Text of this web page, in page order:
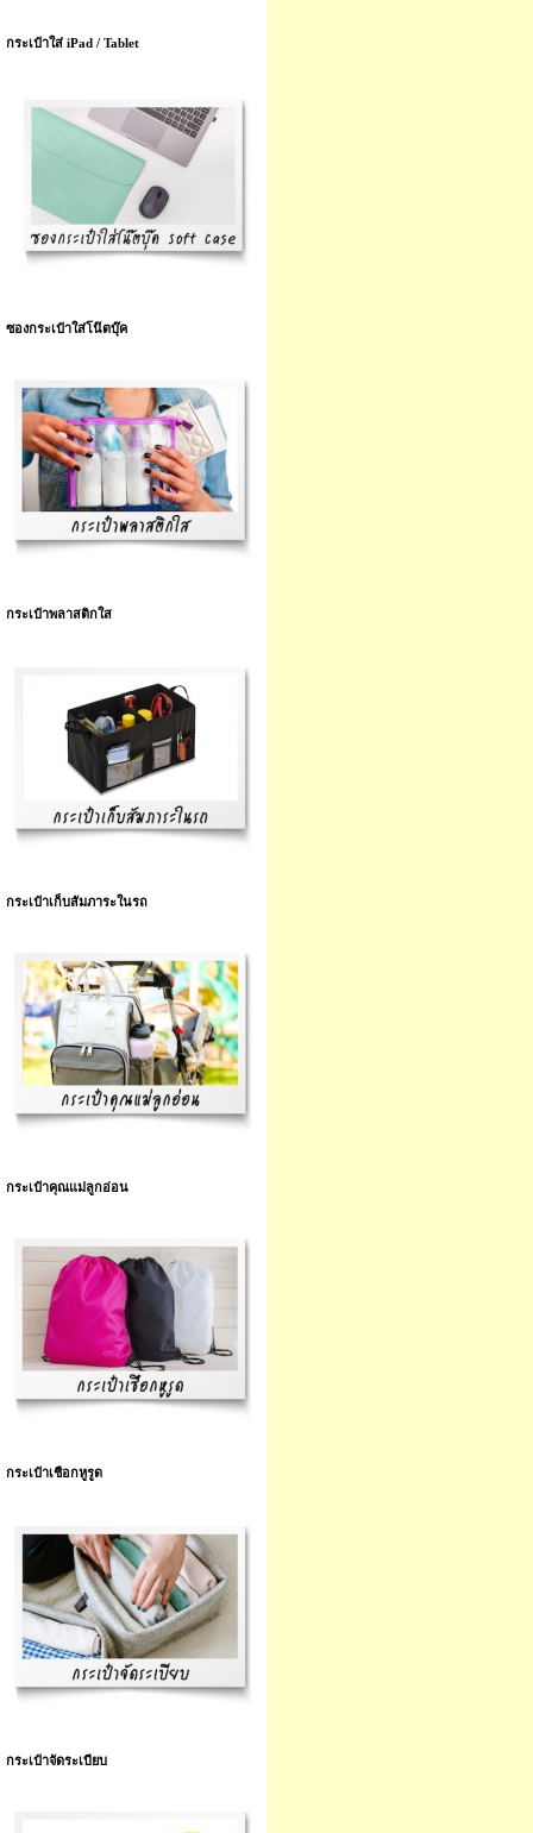
กระเป๋าใส่ iPad / Tablet
ซองกระเป๋าใส่โน๊ตบุ๊ค
กระเป๋าพลาสติกใส
กระเป๋าเก็บสัมภาระในรถ
กระเป๋าคุณแม่ลูกอ่อน
กระเป๋าเชือกหูรูด
กระเป๋าจัดระเบียบ